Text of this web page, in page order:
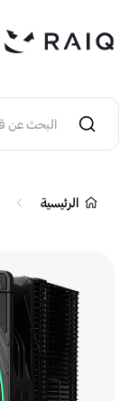
الرئيسية